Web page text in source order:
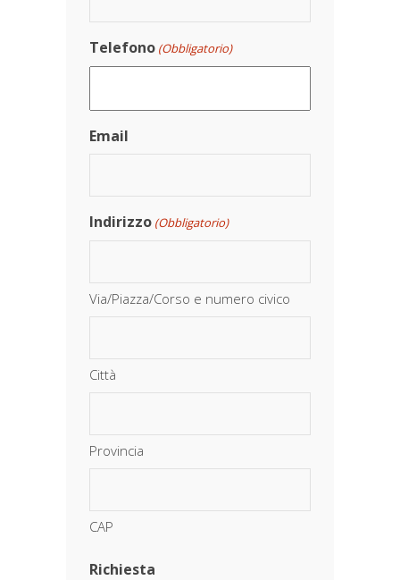
Telefono (Obbligatorio)
Email
Indirizzo (Obbligatorio)
Via/Piazza/Corso e numero civico
Città
Provincia
CAP
Richiesta